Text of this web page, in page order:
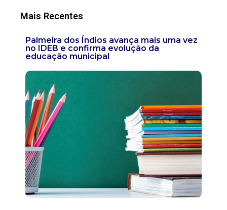
Mais Recentes
Palmeira dos Índios avança mais uma vez
no IDEB e confirma evolução da
educação municipal